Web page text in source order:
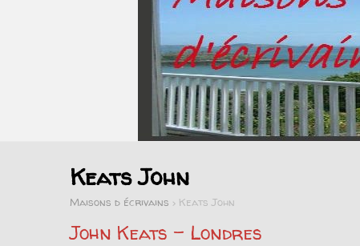
Keats John
Maisons d écrivains > Keats John
John Keats – Londres